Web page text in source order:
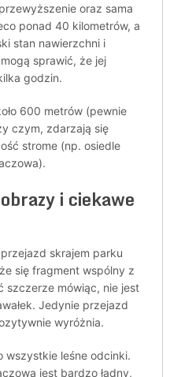
oraz sama
ponad 40 kilometrów, a
stan nawierzchni i
sprawić, że jej
godzin.
600 metrów (pewnie
czym, zdarzają się
strome (np. osiedle
i ciekawe
skrajem parku
się fragment wspólny z
szczerze mówiąc, nie jest
Jedynie przejazd
wyróżnia.
wszystkie leśne odcinki.
jest bardzo ładny,